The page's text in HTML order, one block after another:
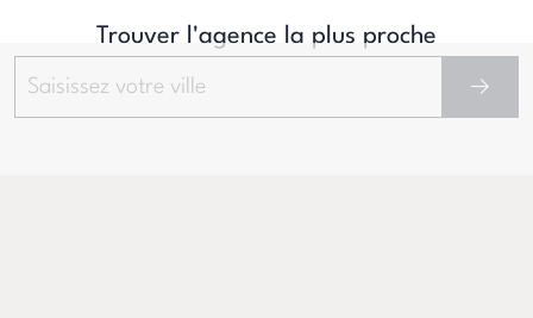
Trouver l'agence la plus proche